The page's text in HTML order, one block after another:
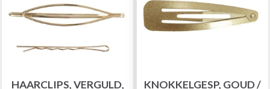
HAARCLIPS, VERGULD,
KNOKKELGESP, GOUD /